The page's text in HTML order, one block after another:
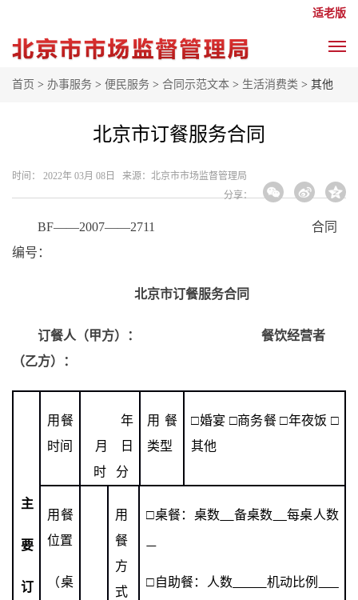
适老版
首页 > 办事服务 > 便民服务 > 合同示范文本 > 生活消费类 > 其他
北京市订餐服务合同
时间： 2022年 03月 08日 来源： ​北京市市场监督管理局
分享：
BF——2007——2711 合同
编号：
北京市订餐服务合同
订餐人（甲方）：
餐饮经营者
（乙方）：
主
要
订
用餐
时间
年
月 日
时 分
用餐
类型
□婚宴 □商务餐□年夜饭 □
其他
用餐
位置
（桌
用
餐
方
式
□桌餐：桌数 备桌数 每桌人数
□自助餐：人数 机动比例